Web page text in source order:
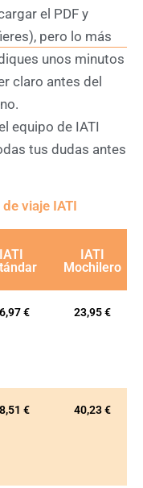
el PDF y
pero lo más
unos minutos
claro antes del
equipo de IATI
tus dudas antes
viaje IATI
IATI
IATI
Mochilero
€ 23,95 €
€ 40,23 €